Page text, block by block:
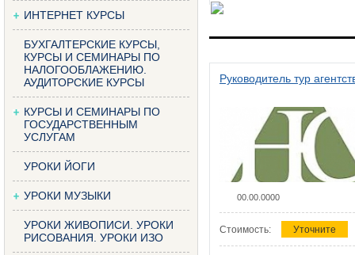
ИНТЕРНЕТ КУРСЫ
БУХГАЛТЕРСКИЕ КУРСЫ,
КУРСЫ И СЕМИНАРЫ ПО
НАЛОГООБЛАЖЕНИЮ.
АУДИТОРСКИЕ КУРСЫ
КУРСЫ И СЕМИНАРЫ ПО
ГОСУДАРСТВЕННЫМ
УСЛУГАМ
УРОКИ ЙОГИ
УРОКИ МУЗЫКИ
УРОКИ ЖИВОПИСИ. УРОКИ
РИСОВАНИЯ. УРОКИ ИЗО
Руководитель тур
00.00.0000
Стоимость: Уточните